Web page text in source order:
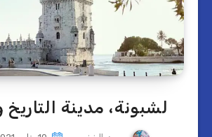
لشبونة، مدينة